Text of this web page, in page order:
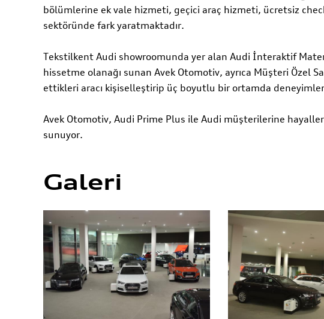
bölümlerine ek vale hizmeti, geçici araç hizmeti, ücretsiz
sektöründe fark yaratmaktadır.
Tekstilkent Audi showroomunda yer alan Audi İnteraktif
hissetme olanağı sunan Avek Otomotiv, ayrıca Müşteri Özel
ettikleri aracı kişiselleştirip üç boyutlu bir ortamda
Avek Otomotiv, Audi Prime Plus ile Audi müşterilerine
sunuyor.
Galeri